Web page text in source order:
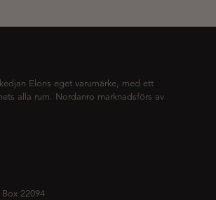
Elons eget varumärke, med ett
alla rum. Nordanro marknadsförs av
22094